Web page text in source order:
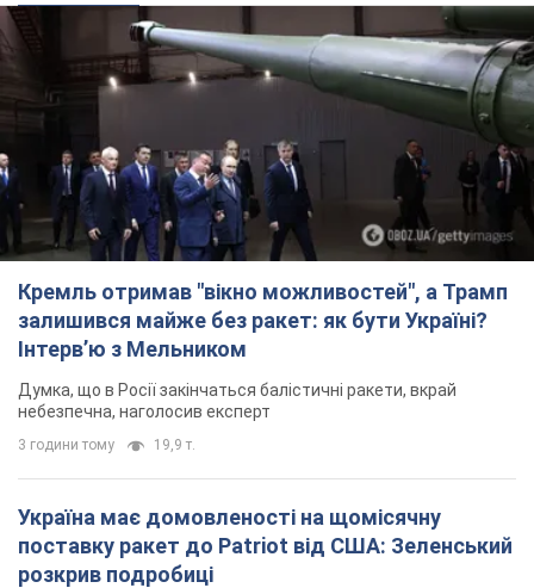
Кремль отримав "вікно можливостей", а Трамп
залишився майже без ракет: як бути Україні?
Інтерв’ю з Мельником
Думка, що в Росії закінчаться балістичні ракети, вкрай
небезпечна, наголосив експерт
3 години тому 19,9 т.
Україна має домовленості на щомісячну
поставку ракет до Patriot від США: Зеленський
розкрив подробиці